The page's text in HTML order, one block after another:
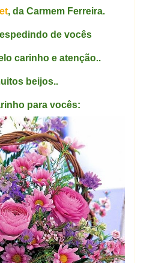
, da Carmem Ferreira.
de vocês
carinho e atenção..
beijos..
para vocês: